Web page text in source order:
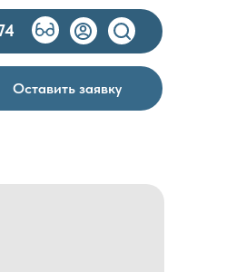
Оставить заявку